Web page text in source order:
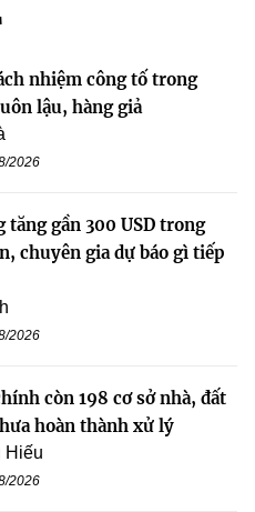
nhiệm công tố trong
lậu, hàng giả
2026
tăng gần 300 USD trong
chuyên gia dự báo gì tiếp
2026
còn 198 cơ sở nhà, đất
hoàn thành xử lý
Hiếu
2026